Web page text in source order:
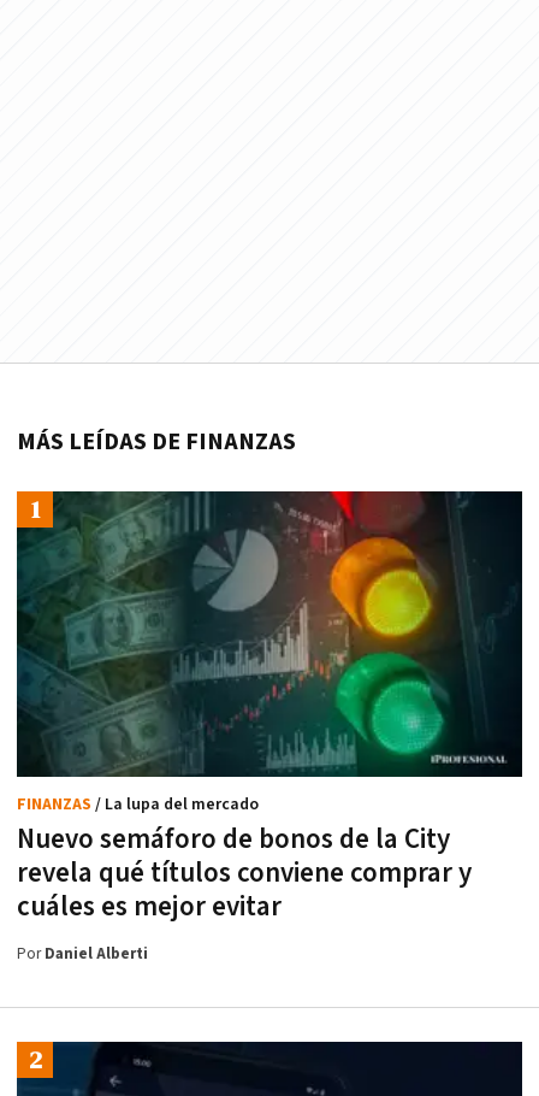
MÁS LEÍDAS DE FINANZAS
Nuevo semáforo de bonos de la City
revela qué títulos conviene comprar y
cuáles es mejor evitar
FINANZAS / La lupa del mercado
PorDaniel Alberti